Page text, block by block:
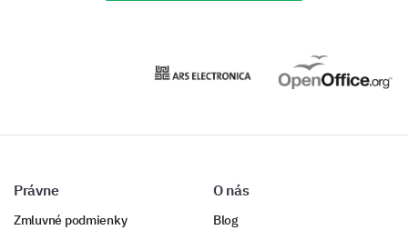
Právne
Zmluvné podmienky
O nás
Blog